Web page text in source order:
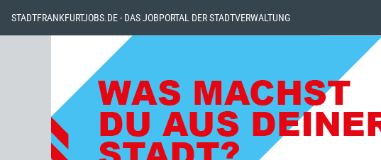
STADTFRANKFURTJOBS.DE - DAS JOBPORTAL DER STADTVERWALTUNG